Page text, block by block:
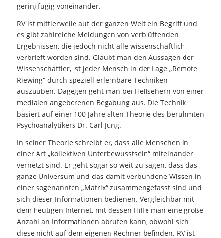
geringfügig voneinander.
RV ist mittlerweile auf der ganzen Welt ein Begriff und
es gibt zahlreiche Meldungen von verblüffenden
Ergebnissen, die jedoch nicht alle wissenschaftlich
verbrieft worden sind. Glaubt man den Aussagen der
Wissenschaftler, ist jeder Mensch in der Lage „Remote
Riewing“ durch speziell erlernbare Techniken
auszuüben. Dagegen geht man bei Hellsehern von einer
medialen angeborenen Begabung aus. Die Technik
basiert auf einer 100 Jahre alten Theorie des berühmten
Psychoanalytikers Dr. Carl Jung.
In seiner Theorie schreibt er, dass alle Menschen in
einer Art „kollektiven Unterbewusstsein“ miteinander
vernetzt sind. Er geht sogar so weit zu sagen, dass das
ganze Universum und das damit verbundene Wissen in
einer sogenannten „Matrix“ zusammengefasst sind und
sich dieser Informationen bedienen. Vergleichbar mit
dem heutigen Internet, mit dessen Hilfe man eine große
Anzahl an Informationen abrufen kann, obwohl sich
diese nicht auf dem eigenen Rechner befinden. RV ist